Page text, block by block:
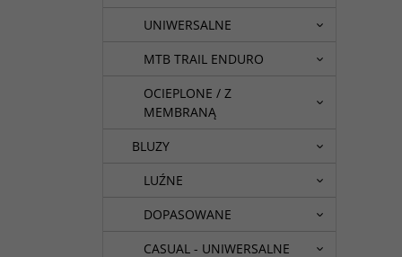
UNIWERSALNE
MTB TRAIL ENDURO
OCIEPLONE / Z
MEMBRANĄ
BLUZY
LUŹNE
DOPASOWANE
CASUAL - UNIWERSALNE